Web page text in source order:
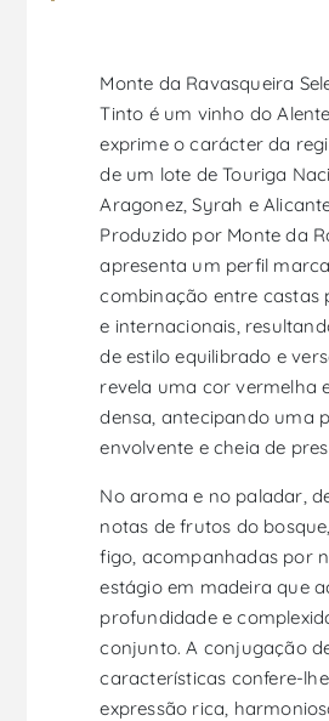
Monte da Ravasqueira
Tinto é um vinho do
exprime o carácter da
de um lote de Touriga
Aragonez, Syrah e
Produzido por Monte da
apresenta um perfil
combinação entre castas
e internacionais,
de estilo equilibrado e
revela uma cor vermelha
densa, antecipando uma
envolvente e cheia de
No aroma e no paladar,
notas de frutos do
figo, acompanhadas por
estágio em madeira que
profundidade e
conjunto. A conjugação
características confere-
expressão rica,